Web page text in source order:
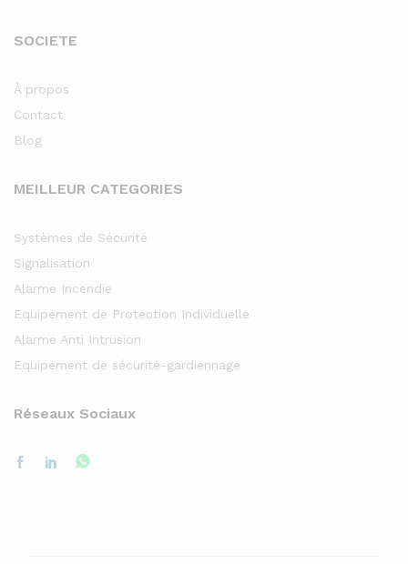
SOCIETE
À propos
Contact
Blog
MEILLEUR CATEGORIES
Systèmes de Sécurité
Signalisation
Alarme Incendie
Equipement de Protection Individuelle
Alarme Anti Intrusion
Equipement de sécurité-gardiennage
Réseaux Sociaux